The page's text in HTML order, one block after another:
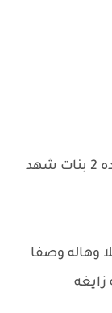
ابو احمد الجبير عمره 58 مدير مدرسه عنده 2 بنات شهد
محامي عنده 3بنات حلا وهاله وصفا